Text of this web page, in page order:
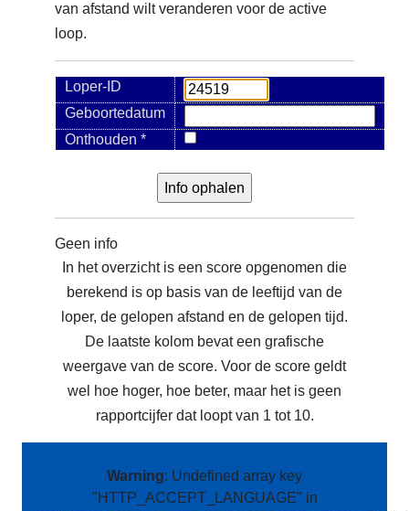
van afstand wilt veranderen voor de active
loop.
Loper-ID
Geboortedatum
Onthouden *
Geen info
In het overzicht is een score opgenomen die
berekend is op basis van de leeftijd van de
loper, de gelopen afstand en de gelopen tijd.
De laatste kolom bevat een grafische
weergave van de score. Voor de score geldt
wel hoe hoger, hoe beter, maar het is geen
rapportcijfer dat loopt van 1 tot 10.
Warning: Undefined array key
"HTTP_ACCEPT_LANGUAGE" in